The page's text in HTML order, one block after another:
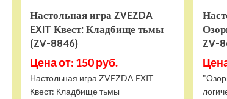
Настольная игра ZVEZDA
EXIT Квест: Кладбище тьмы
(ZV-8846)
Цена от: 150 руб.
Настольная игра ZVEZDA EXIT
Квест: Кладбище тьмы —
ZV-